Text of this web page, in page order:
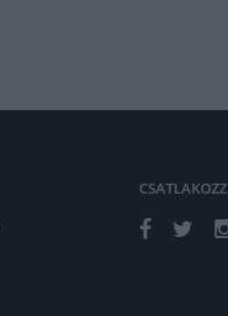
CSATLAKOZZ